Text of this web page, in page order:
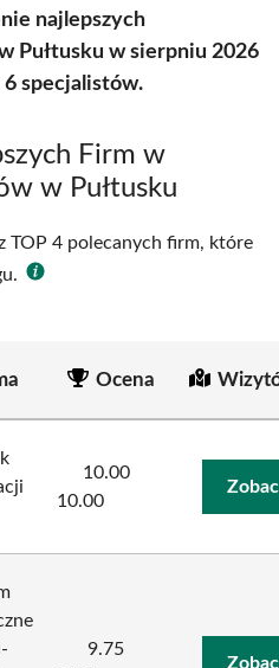
najlepszych
Pułtusku w sierpniu 2026
specjalistów.
Firm w
w Pułtusku
TOP 4 polecanych firm, które
Ocena
10.00
10.00
9.75